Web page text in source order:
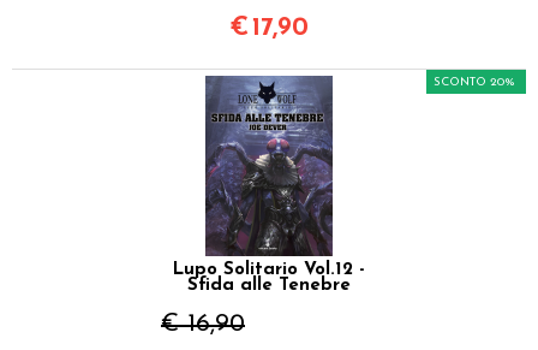
€ 17,90
Lupo Solitario Vol.12 -
Sfida alle Tenebre
€ 16,90
SCONTO 20%